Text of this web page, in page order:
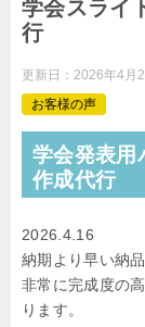
学会スライ
行
更新日： 2026年4月
お客様の声
学会発表用
作成代行
2026.4.16
納期より早い納
非常に完成度の
ります。